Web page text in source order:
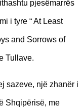
pjesëmarrës
i tyre “ At Least
and Sorrows of
Tullave.
sazeve, një zhanër i
Shqipërisë, me